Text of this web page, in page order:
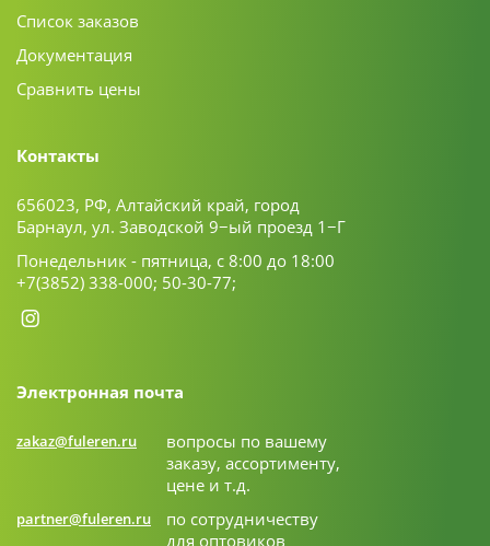
Список заказов
Документация
Сравнить цены
Контакты
656023, РФ, Алтайский край, город
Барнаул, ул. Заводской 9−ый проезд 1−Г
Понедельник - пятница, с 8:00 до 18:00
+7(3852) 338-000; 50-30-77;
Электронная почта
zakaz@fuleren.ru
вопросы по вашему
заказу, ассортименту,
цене и т.д.
partner@fuleren.ru
по сотрудничеству
для оптовиков